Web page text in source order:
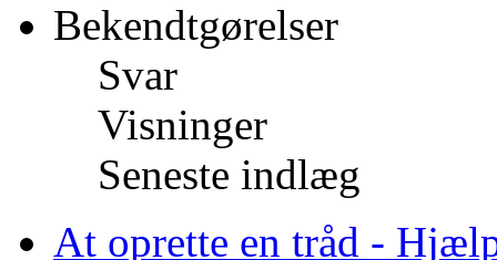
Bekendtgørelser
Svar
Visninger
Seneste indlæg
At oprette en tråd -